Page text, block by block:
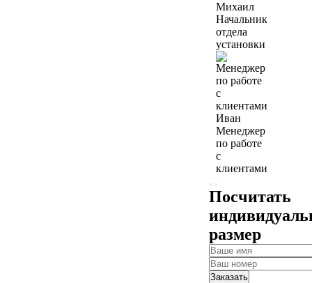
Михаил
Начальник
отдела
установки
Иван
Менеджер
по работе
с
клиентами
Посчитать
размер
Заказать